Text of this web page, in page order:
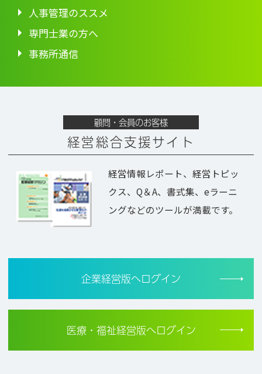
人事管理のススメ
専門士業の方へ
事務所通信
顧問・会員のお客様
経営総合支援サイト
経営情報レポート、経営トピッ
クス、Q＆A、書式集、eラーニ
ングなどのツールが満載です。
企業経営版へログイン
医療・福祉経営版へログイン